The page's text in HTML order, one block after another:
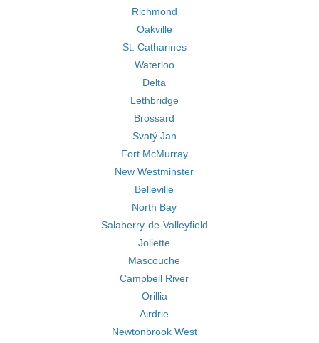
Richmond
Oakville
St. Catharines
Waterloo
Delta
Lethbridge
Brossard
Svatý Jan
Fort McMurray
New Westminster
Belleville
North Bay
Salaberry-de-Valleyfield
Joliette
Mascouche
Campbell River
Orillia
Airdrie
Newtonbrook West